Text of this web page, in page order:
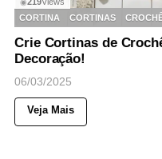
CORTINA
CORTINAS
Crie Cortinas de
Decoração!
06/03/2025
Veja Mais